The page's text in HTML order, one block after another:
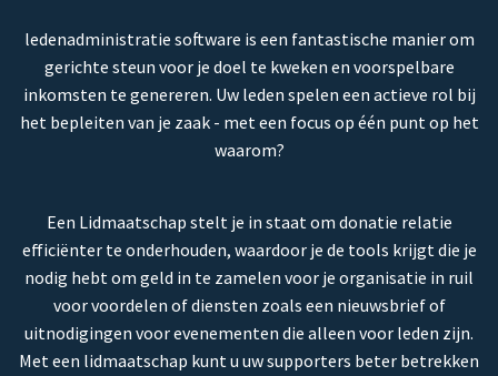
ledenadministratie software is een fantastische manier om
gerichte steun voor je doel te kweken en voorspelbare
inkomsten te genereren. Uw leden spelen een actieve rol bij
het bepleiten van je zaak - met een focus op één punt op het
waarom?
Een Lidmaatschap stelt je in staat om donatie relatie
efficiënter te onderhouden, waardoor je de tools krijgt die je
nodig hebt om geld in te zamelen voor je organisatie in ruil
voor voordelen of diensten zoals een nieuwsbrief of
uitnodigingen voor evenementen die alleen voor leden zijn.
Met een lidmaatschap kunt u uw supporters beter betrekken